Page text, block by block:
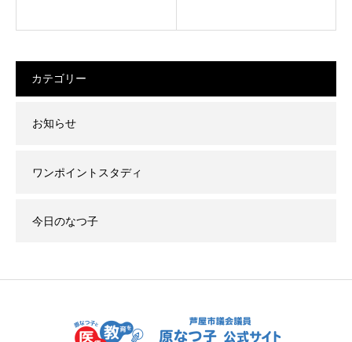
カテゴリー
お知らせ
ワンポイントスタディ
今日のなつ子